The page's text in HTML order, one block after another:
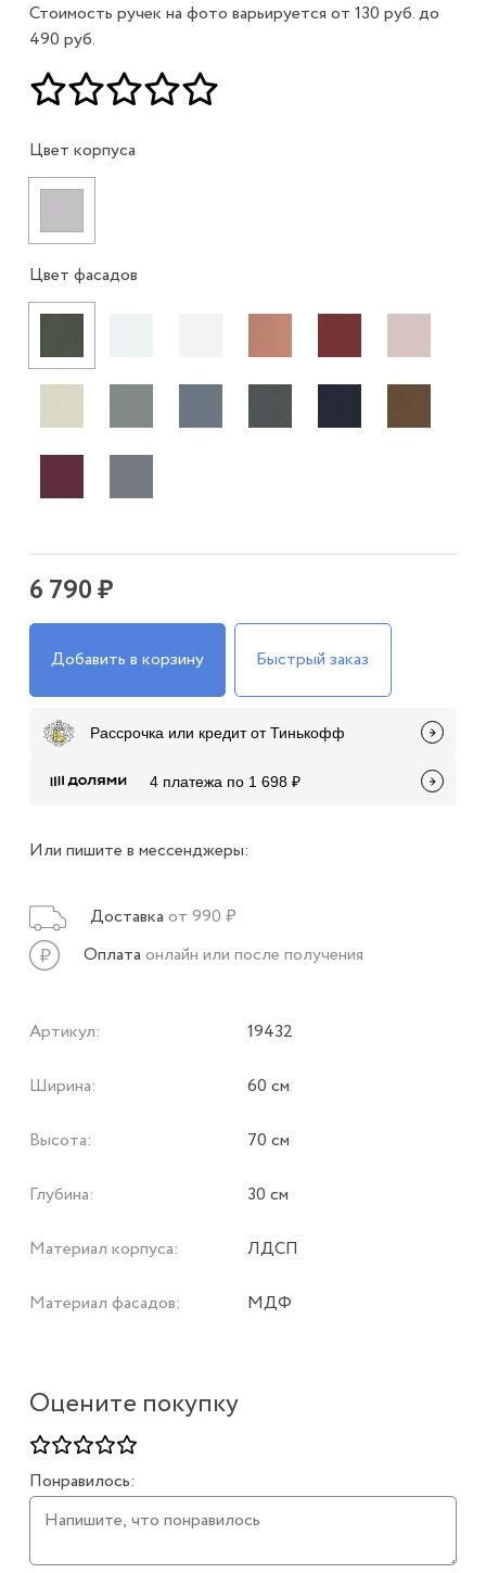
Стоимость ручек на фото варьируется от 130 руб. до
490 руб.
Оцените покупку
Понравилось:
Цвет корпуса
Цвет фасадов
6 790 ₽
Добавить в корзину Быстрый заказ
Рассрочка или кредит от Тинькофф
4 платежа по 1 698 ₽
Или пишите в мессенджеры:
Доставка от 990 ₽
Оплата онлайн или после получения
Артикул: 19432
Ширина: 60 см
Высота: 70 см
Глубина: 30 см
Материал корпуса: ЛДСП
Материал фасадов: МДФ